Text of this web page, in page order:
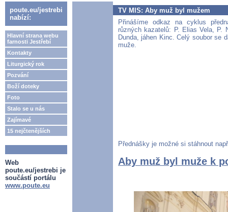
poute.eu/jestrebi
nabízí:
Hlavní strana webu
farnosti Jestřebí
Kontakty
Liturgický rok
Pozvání
Boží doteky
Foto
Stalo se u nás
Zajímavé
15 nejčtenějších
Web
poute.eu/jestrebi je
součástí portálu
www.poute.eu
TV MIS: Aby muž byl mužem
Přinášíme odkaz na cyklus
různých kazatelů: P. Elias Vela, P.
Dunda, jáhen Kinc. Celý soubor se
muže.
Přednášky je možné si stáhnout
Aby muž byl muže k